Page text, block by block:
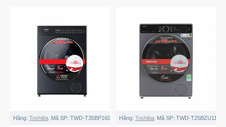
Hãng: Toshiba Mã SP: TWD-T35BP160MWV(MG)
Hãng: Toshiba Mã SP: TWD-